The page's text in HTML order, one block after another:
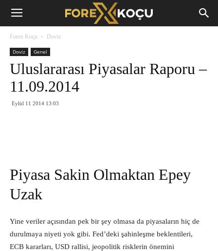
Forex
Forex Koçu Doviz
Doviz Genel
Uluslararası Piyasalar Raporu –
11.09.2014
Eylül 11 2014 13:03
Piyasa Sakin Olmaktan Epey
Uzak
Yine veriler açısından pek bir şey olmasa da piyasaların hiç de
durulmaya niyeti yok gibi. Fed’deki şahinleşme beklentileri,
ECB kararları, USD rallisi, jeopolitik risklerin önemini